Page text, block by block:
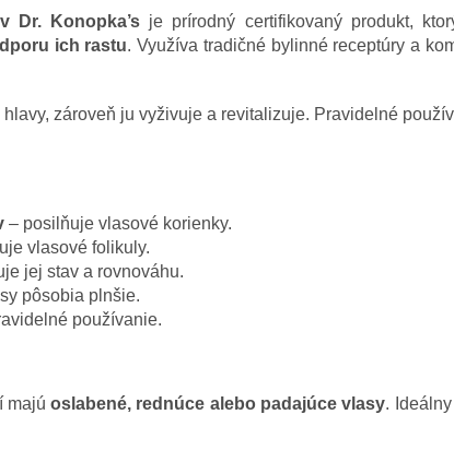
Dr. Konopka’sje prírodný certifikovaný produkt,
ich rastu. Využíva tradičné bylinné receptúry a
zároveň ju vyživuje a revitalizuje. Pravidelné
– posilňuje vlasové korienky.
vlasové folikuly.
jej stav a rovnováhu.
pôsobia plnšie.
používanie.
majúoslabené, rednúce alebo padajúce vlasy.